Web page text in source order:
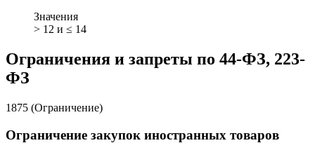
Значения
> 12 и ≤ 14
Ограничения и запреты по 44-ФЗ, 223-
ФЗ
1875 (Ограничение)
Ограничение закупок иностранных товаров